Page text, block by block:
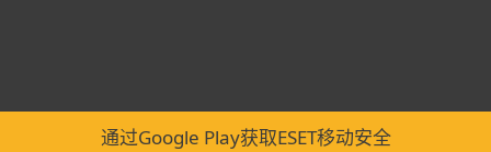
通过Google Play获取ESET移动安全